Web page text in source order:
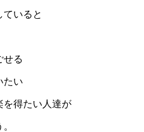
いると
せる
たい
を得たい人達が